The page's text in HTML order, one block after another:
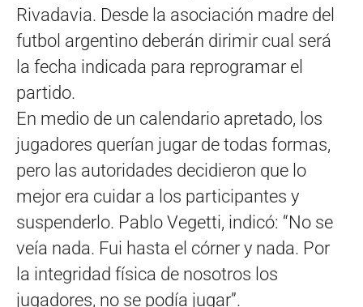
Rivadavia. Desde la asociación madre del
futbol argentino deberán dirimir cual será
la fecha indicada para reprogramar el
partido.
En medio de un calendario apretado, los
jugadores querían jugar de todas formas,
pero las autoridades decidieron que lo
mejor era cuidar a los participantes y
suspenderlo. Pablo Vegetti, indicó: “No se
veía nada. Fui hasta el córner y nada. Por
la integridad física de nosotros los
jugadores, no se podía jugar”.